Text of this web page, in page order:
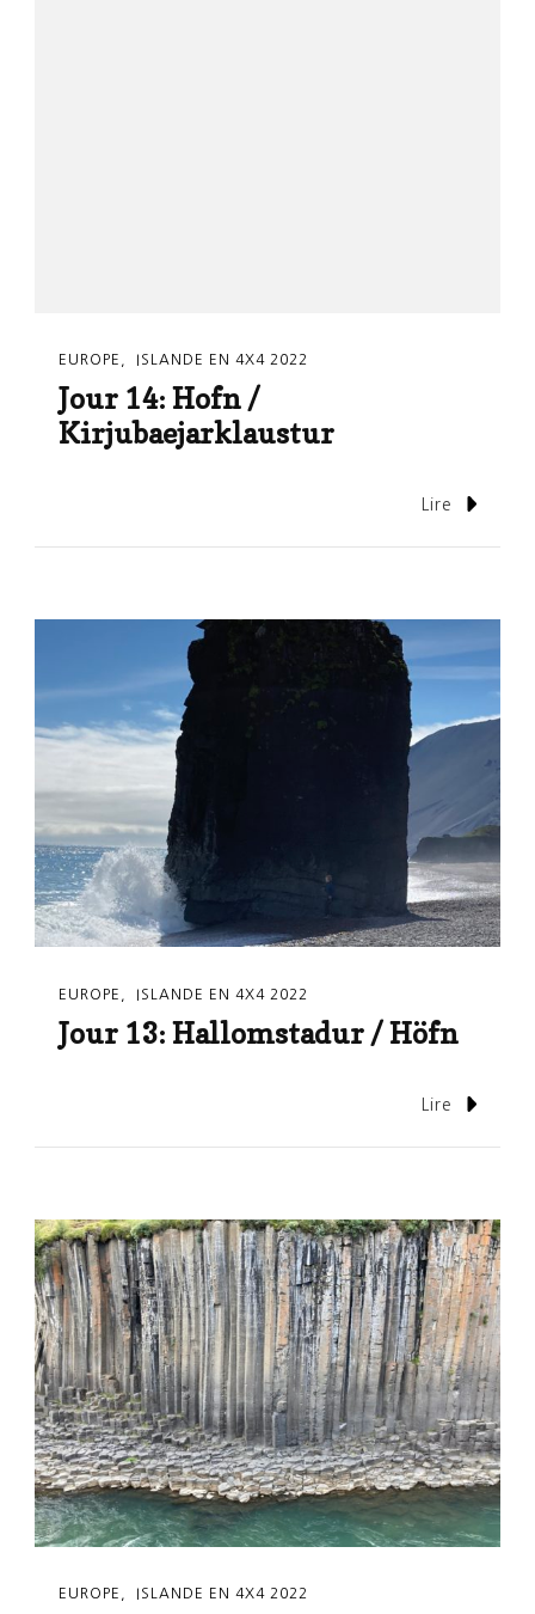
EUROPE ISLANDE EN 4X4 2022
Jour 14: Hofn /
Kirjubaejarklaustur
Lire
EUROPE ISLANDE EN 4X4 2022
Jour 13: Hallomstadur / Höfn
Lire
EUROPE ISLANDE EN 4X4 2022